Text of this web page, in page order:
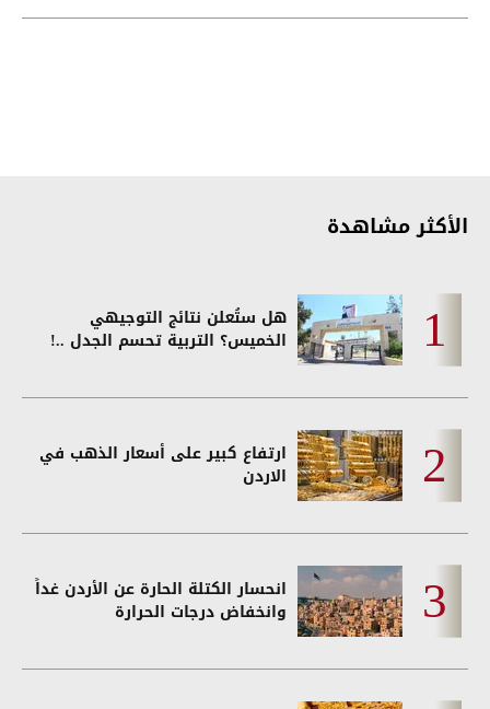
الأكثر مشاهدة
هل ستُعلن نتائج التوجيهي
الخميس؟ التربية تحسم الجدل ..!
ارتفاع كبير على أسعار الذهب في
الاردن
انحسار الكتلة الحارة عن الأردن غداً
وانخفاض درجات الحرارة